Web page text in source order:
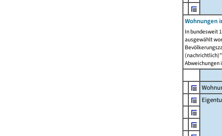
Wohnungen
In bundesweit
ausgewählt
Abweichungen